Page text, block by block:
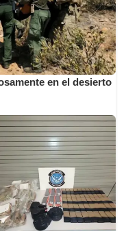
en el desierto